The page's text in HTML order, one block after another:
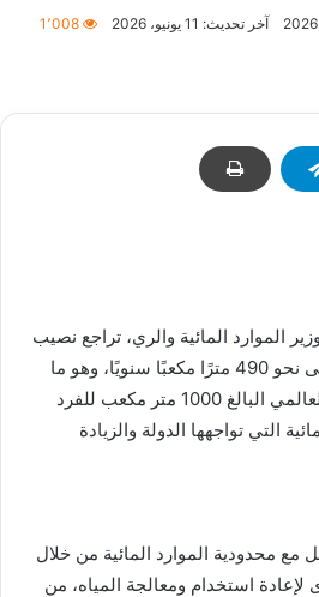
آخر تحديث: 11 يونيو، 2026 1٬008
الموارد المائية والري، تراجع نصيب
الفرد من المياه في مصر إلى نحو 490 مترًا مكعبًا سنويًا، وهو ما
يقل عن خط الفقر المائي العالمي البالغ 1000 متر مكعب للفرد
التي تواجهها الدولة والزيادة
مع محدودية الموارد المائية من خلال
استخدام ومعالجة المياه، من